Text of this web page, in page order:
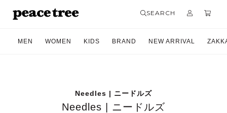
SEARCH
MEN WOMEN KIDS BRAND NEW ARRIVAL
Needles | ニードルズ
Needles | ニードルズ